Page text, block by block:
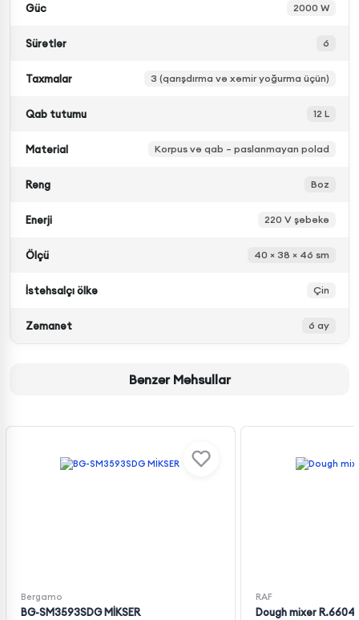
Güc 2000 W
Sürətlər 6
Taxmalar 3 (qarışdırma və xəmir yoğurma üçün)
Qab tutumu 12 L
Material Korpus və qab – paslanmayan polad
Rəng Boz
Enerji 220 V şəbəkə
Ölçü 40 × 38 × 46 sm
İstehsalçı ölkə Çin
Zəmanət 6 ay
Bənzər Məhsullar
Bergamo
BG-SM3593SDG MİKSER
RAF
Dough mixer R.6604